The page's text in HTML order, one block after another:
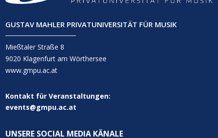
GUSTAV MAHLER PRIVATUNIVERSITÄT FÜR MUSIK
Mießtaler Straße 8
9020 Klagenfurt am Wörthersee
www.gmpu.ac.at
Kontakt für Veranstaltungen:
events@gmpu.ac.at
UNSERE SOCIAL MEDIA KÄNALE